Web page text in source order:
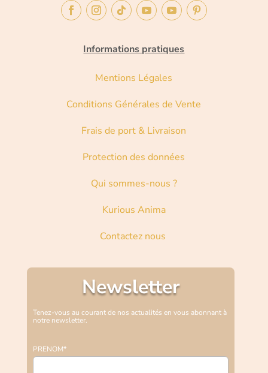
Informations pratiques
Mentions Légales
Conditions Générales de Vente
Frais de port & Livraison
Protection des données
Qui sommes-nous ?
Kurious Anima
Contactez nous
Newsletter
Tenez-vous au courant de nos actualités en vous abonnant à
notre newsletter.
PRENOM*